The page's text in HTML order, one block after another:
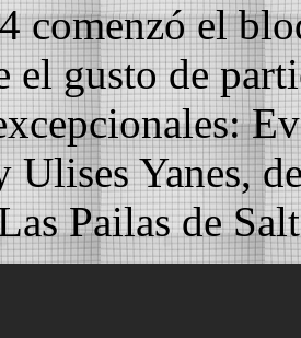
comenzó el
el gusto de
Yanes,
Pailas de